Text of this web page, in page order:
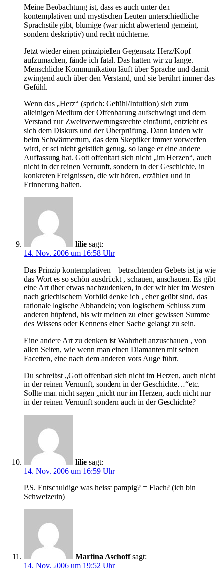
Meine Beobachtung ist, dass es auch unter den
kontemplativen und mystischen Leuten unterschiedliche
Sprachstile gibt, blumige (war nicht abwertend gemeint,
sondern deskriptiv) und recht nüchterne.
Jetzt wieder einen prinzipiellen Gegensatz Herz/Kopf
aufzumachen, fände ich fatal. Das hatten wir zu lange.
Menschliche Kommunikation läuft über Sprache und damit
zwingend auch über den Verstand, und sie berührt immer das
Gefühl.
Wenn das „Herz“ (sprich: Gefühl/Intuition) sich zum
alleinigen Medium der Offenbarung aufschwingt und dem
Verstand nur Zweitverwertungsrechte einräumt, entzieht es
sich dem Diskurs und der Überprüfung. Dann landen wir
beim Schwärmertum, das dem Skeptiker immer vorwerfen
wird, er sei nicht geistlich genug, so lange er eine andere
Auffassung hat. Gott offenbart sich nicht „im Herzen“, auch
nicht in der reinen Vernunft, sondern in der Geschichte, in
konkreten Ereignissen, die wir hören, erzählen und in
Erinnerung halten.
lilie sagt:
14. Nov. 2006 um 16:58 Uhr
Das Prinzip kontemplativen – betrachtenden Gebets ist ja wie
das Wort es so schön ausdrückt , schauen, anschauen. Es gibt
eine Art über etwas nachzudenken, in der wir hier im Westen
nach griechischem Vorbild denke ich , eher geübt sind, das
rationale logische Abhandeln; von logischem Schluss zum
anderen hüpfend, bis wir meinen zu einer gewissen Summe
des Wissens oder Kennens einer Sache gelangt zu sein.
Eine andere Art zu denken ist Wahrheit anzuschauen , von
allen Seiten, wie wenn man einen Diamanten mit seinen
Facetten, eine nach dem anderen vors Auge führt.
Du schreibst „Gott offenbart sich nicht im Herzen, auch nicht
in der reinen Vernunft, sondern in der Geschichte…“etc.
Sollte man nicht sagen „nicht nur im Herzen, auch nicht nur
in der reinen Vernunft sondern auch in der Geschichte?
lilie sagt:
14. Nov. 2006 um 16:59 Uhr
P.S. Entschuldige was heisst pampig? = Flach? (ich bin
Schweizerin)
Martina Aschoff sagt:
14. Nov. 2006 um 19:52 Uhr